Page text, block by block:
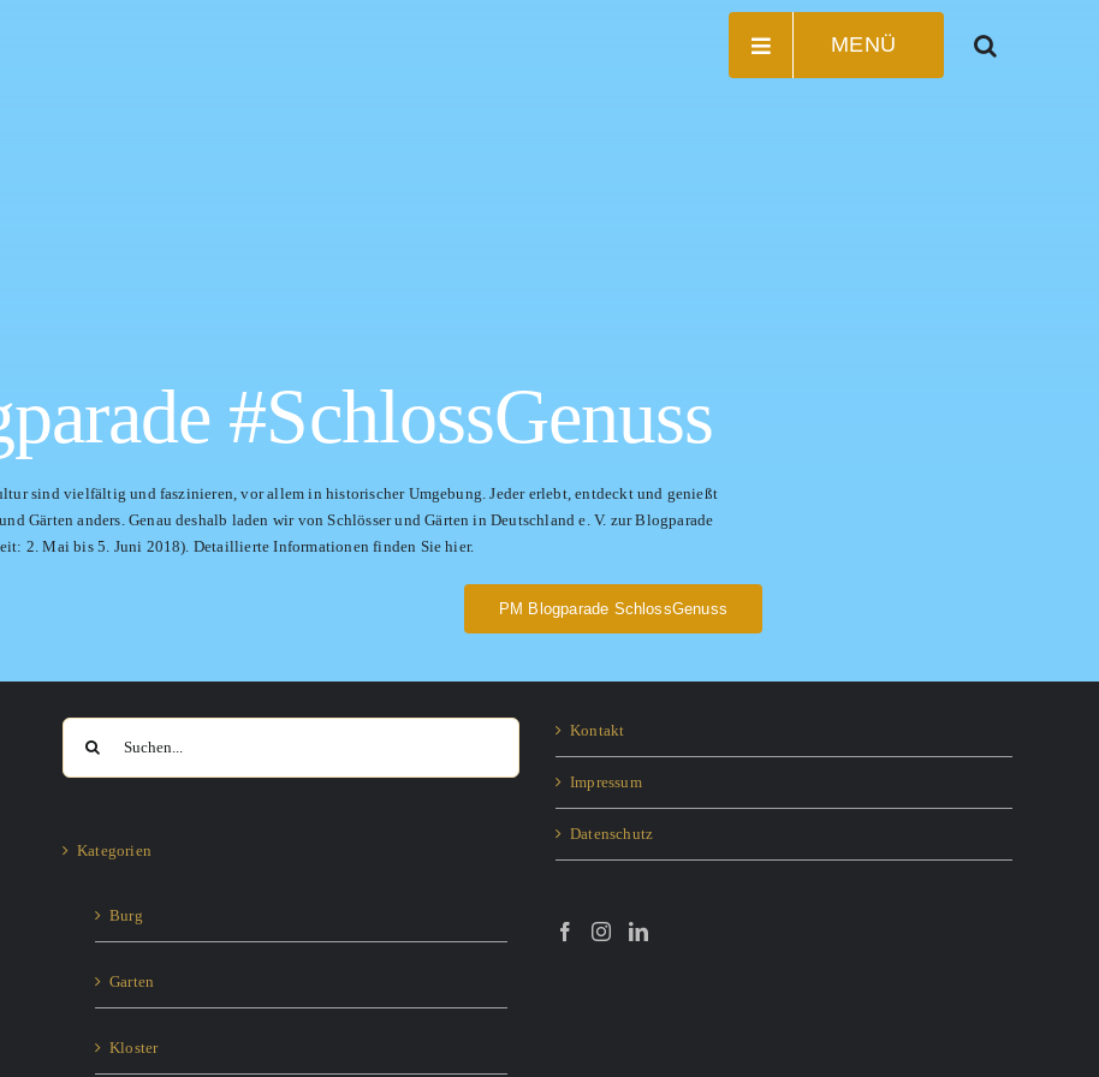
MENÜ
#SchlossGenuss
sind vielfältig und faszinieren, vor allem in historischer Umgebung. Jeder erlebt, entdeckt und genießt
Gärten anders. Genau deshalb laden wir von Schlösser und Gärten in Deutschland e. V. zur Blogparade
2. Mai bis 5. Juni 2018). Detaillierte Informationen finden Sie hier.
PM Blogparade SchlossGenuss
Suche
nach:
Kategorien
Burg
Garten
Kloster
Kontakt
Impressum
Datenschutz